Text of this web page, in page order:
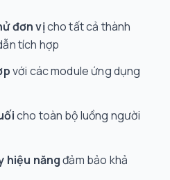
đơn vịcho tất cả thành
tích hợp
với các module ứng dụng
cho toàn bộ luồng người
hiệu năngđảm bảo khả